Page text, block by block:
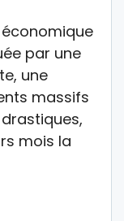
par une
une
massifs
mois la